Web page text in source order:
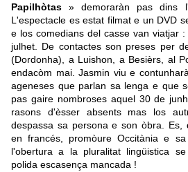
Papilhòtas » demoraràn pas dins
L'espectacle es estat filmat e un DVD
e los comedians del casse van viatjar
julhet. De contactes son preses per
(Dordonha), a Luishon, a Besièrs, al
endacòm mai. Jasmin viu e
ageneses que parlan sa lenga e que
pas gaire nombroses aquel 30 de
rasons d'èsser absents mas los
despassa sa persona e son òbra. Es,
en francés, promòure Occitània e
l'obertura a la pluralitat lingüistica
polida escasença mancada !